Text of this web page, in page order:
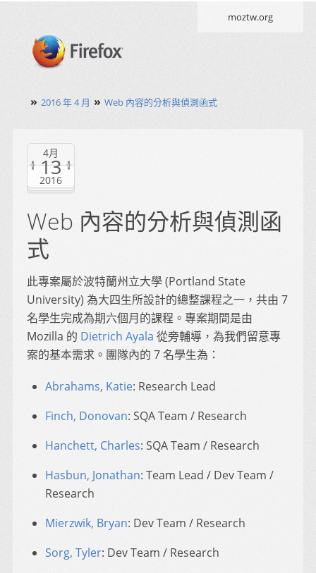
moztw.org
» 2016 年 4 月 » Web 內容的分析與偵測函式
4月
13
2016
Web 內容的分析與偵測函
式
此專案屬於波特蘭州立大學 (Portland State
University) 為大四生所設計的總整課程之一，共由 7
名學生完成為期六個月的課程。專案期間是由
Mozilla 的 Dietrich Ayala 從旁輔導，為我們留意專
案的基本需求。團隊內的 7 名學生為：
Abrahams, Katie: Research Lead
Finch, Donovan: SQA Team / Research
Hanchett, Charles: SQA Team / Research
Hasbun, Jonathan: Team Lead / Dev Team /
Research
Mierzwik, Bryan: Dev Team / Research
Sorg, Tyler: Dev Team / Research